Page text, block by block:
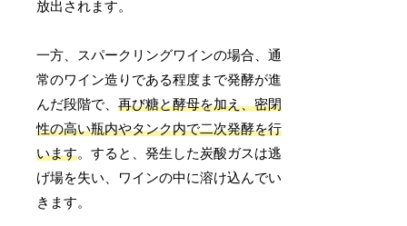
放出されます。
一方、スパークリングワインの場合、通
常のワイン造りである程度まで発酵が進
んだ段階で、再び糖と酵母を加え、密閉
性の高い瓶内やタンク内で二次発酵を行
います。すると、発生した炭酸ガスは逃
げ場を失い、ワインの中に溶け込んでい
きます。